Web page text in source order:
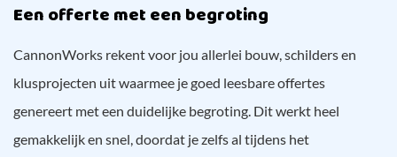
Een offerte met een begroting
CannonWorks rekent voor jou allerlei bouw, schilders en
klusprojecten uit waarmee je goed leesbare offertes
genereert met een duidelijke begroting. Dit werkt heel
gemakkelijk en snel, doordat je zelfs al tijdens het